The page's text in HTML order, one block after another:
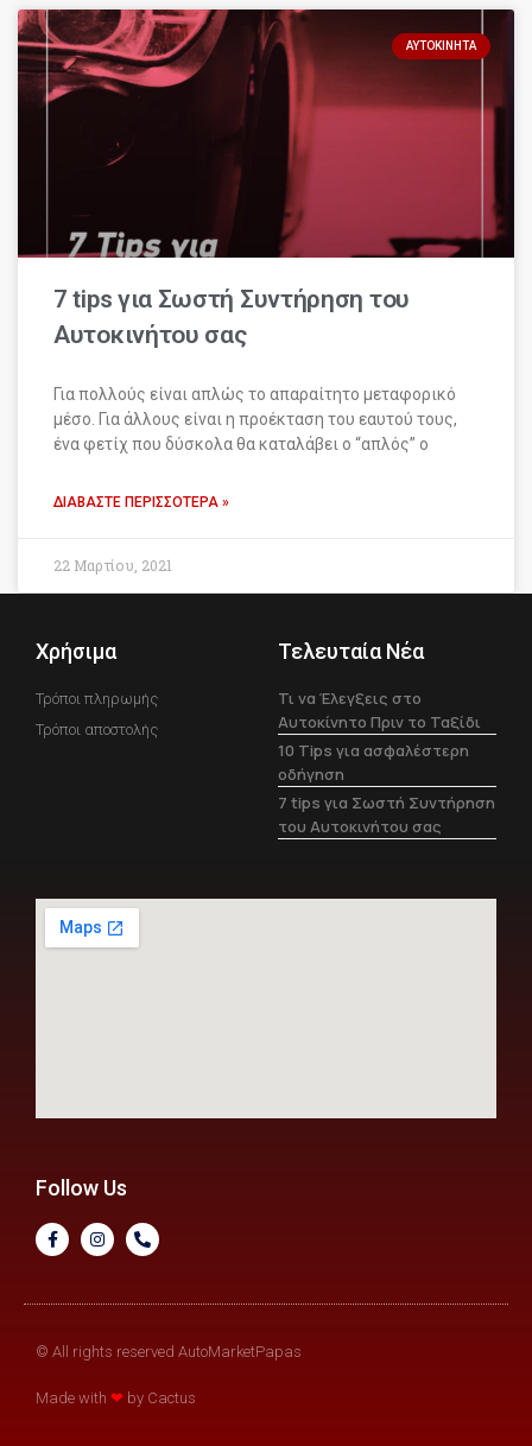
ΑΥΤΟΚΊΝΗΤΑ
7 tips για Σωστή Συντήρηση του
Αυτοκινήτου σας
Για πολλούς είναι απλώς το απαραίτητο μεταφορικό
μέσο. Για άλλους είναι η προέκταση του εαυτού τους,
ένα φετίχ που δύσκολα θα καταλάβει ο “απλός” ο
ΔΙΑΒΆΣΤΕ ΠΕΡΙΣΣΌΤΕΡΑ »
22 Μαρτίου, 2021
Χρήσιμα
Τρόποι πληρωμής
Τρόποι αποστολής
Τελευταία Νέα
Τι να Έλεγξεις στο
Αυτοκίνητο Πριν το Ταξίδι
10 Tips για ασφαλέστερη
οδήγηση
7 tips για Σωστή Συντήρηση
του Αυτοκινήτου σας
Follow Us
© All rights reserved AutoMarketPapas
Made with ❤ by Cactus​​